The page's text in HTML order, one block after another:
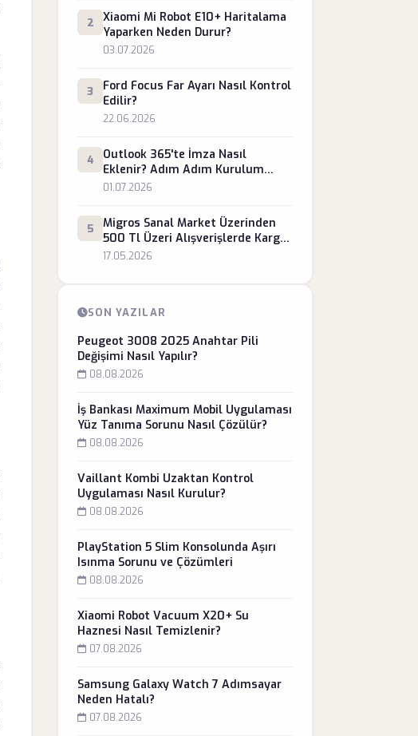
2
Xiaomi Mi Robot E10+ Haritalama
Yaparken Neden Durur?
03.07.2026
3
Ford Focus Far Ayarı Nasıl Kontrol
Edilir?
22.06.2026
4
Outlook 365'te İmza Nasıl
Eklenir? Adım Adım Kurulum
Rehberi
01.07.2026
5
Migros Sanal Market Üzerinden
500 Tl Üzeri Alışverişlerde Kargo
Ücretsiz mi?
17.05.2026
SON YAZILAR
Peugeot 3008 2025 Anahtar Pili
Değişimi Nasıl Yapılır?
08.08.2026
İş Bankası Maximum Mobil Uygulaması
Yüz Tanıma Sorunu Nasıl Çözülür?
08.08.2026
Vaillant Kombi Uzaktan Kontrol
Uygulaması Nasıl Kurulur?
08.08.2026
PlayStation 5 Slim Konsolunda Aşırı
Isınma Sorunu ve Çözümleri
08.08.2026
Xiaomi Robot Vacuum X20+ Su
Haznesi Nasıl Temizlenir?
07.08.2026
Samsung Galaxy Watch 7 Adımsayar
Neden Hatalı?
07.08.2026